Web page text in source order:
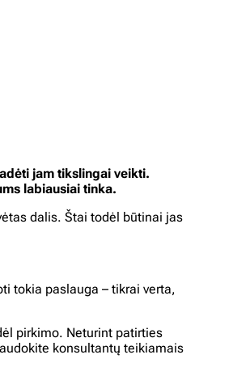
jam tikslingai veikti.
labiausiai tinka.
dalis. Štai todėl būtinai jas
tokia paslauga – tikrai verta,
pirkimo. Neturint patirties
konsultantų teikiamais